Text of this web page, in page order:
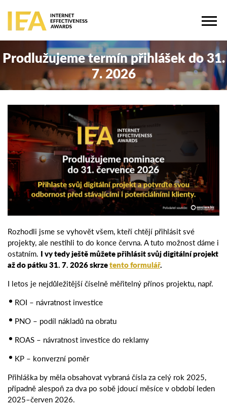
Prodlužujeme termín přihlášek do 31.
7. 2026
Rozhodli jsme se vyhovět všem, kteří chtějí přihlásit své
projekty, ale nestihli to do konce června. A tuto možnost dáme i
ostatním. I vy tedy ještě můžetepřihlásit svůj digitální projekt
až do pátku 31. 7. 2026 skrzetento formulář.
I letos je nejdůležitější číselně měřitelný přínos projektu, např.
ROI – návratnost investice
PNO – podíl nákladů na obratu
ROAS – návratnost investice do reklamy
KP – konverzní poměr
Přihláška by měla obsahovat vybraná čísla za celý rok 2025,
případně alespoň za dva po sobě jdoucí měsíce v období leden
2025–červen 2026.